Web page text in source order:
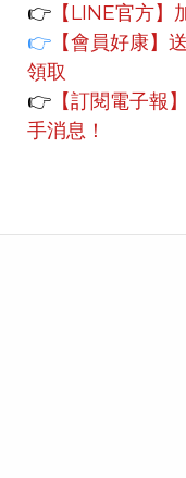
👉 【LINE官方】
👉 【會員好康】
領取
👉 【訂閱電子報】
手消息！